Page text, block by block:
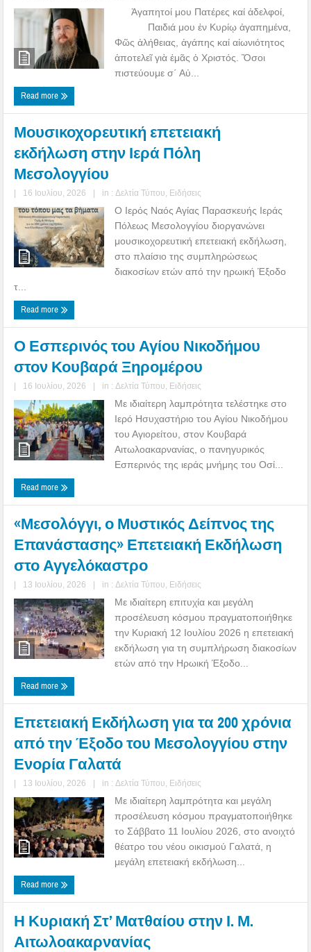
Ἀγαπητοί μου Πατέρες καί ἀδελφοί,
Παιδιά μου ἐν Κυρίῳ ἀγαπημένα,
Φῶς ἀλήθειας, ἀγάπης καί αἰωνιότητος
ἀποτελεῖ γιὰ ἐμᾶς ὁ Χριστός. Ὅσοι
πιστεύουμε σ΄ Αὐ...
Read more
Μουσικοχορευτική επετειακή
εκδήλωση στην Ιερά Πόλη
Μεσολογγίου
| 16 Ιουλίου, 2026 | in : Δελτία Τύπου Ειδήσεις
Ο Ιερός Ναός Αγίας Παρασκευής Ιεράς
Πόλεως Μεσολογγίου διοργανώνει
μουσικοχορευτική επετειακή εκδήλωση,
στο πλαίσιο της συμπληρώσεως
διακοσίων ετών από την ηρωική Έξοδο
τ...
Read more
Ο Εσπερινός του Αγίου Νικοδήμου
στον Κουβαρά Ξηρομέρου
| 16 Ιουλίου, 2026 | in : Δελτία Τύπου Ειδήσεις
Με ιδιαίτερη λαμπρότητα τελέστηκε στο
Ιερό Ησυχαστήριο του Αγίου Νικοδήμου
του Αγιορείτου, στον Κουβαρά
Αιτωλοακαρνανίας, ο πανηγυρικός
Εσπερινός της ιεράς μνήμης του Οσί...
Read more
«Μεσολόγγι, ο Μυστικός Δείπνος της
Επανάστασης» Επετειακή Εκδήλωση
στο Αγγελόκαστρο
| 13 Ιουλίου, 2026 | in : Δελτία Τύπου Ειδήσεις
Με ιδιαίτερη επιτυχία και μεγάλη
προσέλευση κόσμου πραγματοποιήθηκε
την Κυριακή 12 Ιουλίου 2026 η επετειακή
εκδήλωση για τη συμπλήρωση διακοσίων
ετών από την Ηρωική Έξοδο...
Read more
Επετειακή Εκδήλωση για τα 200 χρόνια
από την Έξοδο του Μεσολογγίου στην
Ενορία Γαλατά
| 13 Ιουλίου, 2026 | in : Δελτία Τύπου Ειδήσεις
Με ιδιαίτερη λαμπρότητα και μεγάλη
προσέλευση κόσμου πραγματοποιήθηκε
το Σάββατο 11 Ιουλίου 2026, στο ανοιχτό
θέατρο του νέου οικισμού Γαλατά, η
μεγάλη επετειακή εκδήλωση...
Read more
Η Κυριακή Στ’ Ματθαίου στην Ι. Μ.
Αιτωλοακαρνανίας